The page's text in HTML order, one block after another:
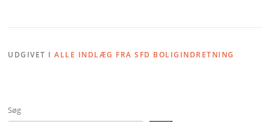
UDGIVET IALLE INDLÆG FRA SFD BOLIGINDRETNING
Søg